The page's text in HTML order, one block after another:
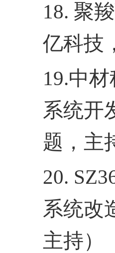
18. 聚
亿科技，
19.中材
系统开
题，主
20.
系统改
主持）